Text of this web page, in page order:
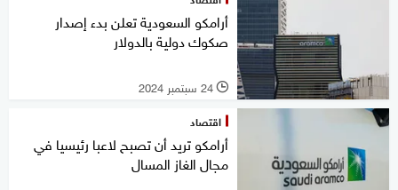
أرامكو السعودية تعلن بدء إصدار
صكوك دولية بالدولار
l 24 سبتمبر 2024
اقتصاد
أرامكو تريد أن تصبح لاعبا رئيسيا في
مجال الغاز المسال